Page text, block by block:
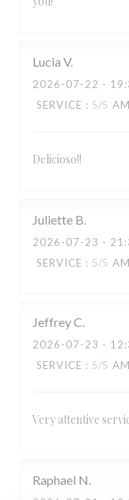
Lucia V
2026-07-22 -
SERVICE : 5/5
Delicioso!!
Juliette B
2026-07-23 -
SERVICE : 5/5
JeffreyC
2026-07-23 -
SERVICE : 5/5
Very attentive
Raphael N